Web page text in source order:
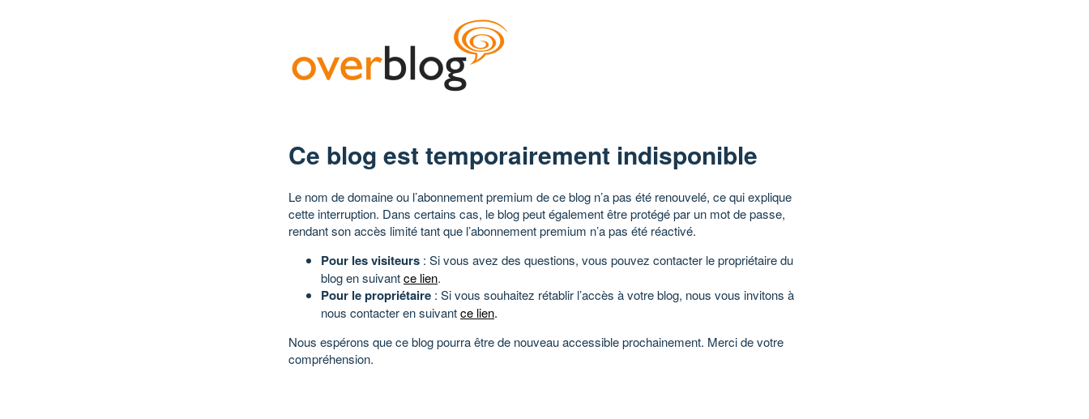
Ce blog est temporairement indisponible
Le nom de domaine ou l’abonnement premium de ce blog n’a pas été renouvelé, ce qui explique
cette interruption. Dans certains cas, le blog peut également être protégé par un mot de passe,
rendant son accès limité tant que l’abonnement premium n’a pas été réactivé.
Pour les visiteurs : Si vous avez des questions, vous pouvez contacter le propriétaire du
blog en suivantce lien.
Pour le propriétaire : Si vous souhaitez rétablir l’accès à votre blog, nous vous invitons à
nous contacter en suivantce lien.
Nous espérons que ce blog pourra être de nouveau accessible prochainement. Merci de votre
compréhension.